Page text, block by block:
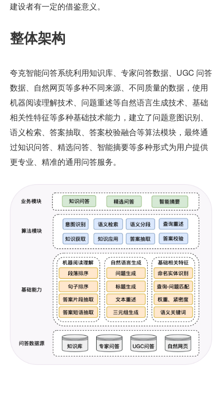
建设者有一定的借鉴意义。
整体架构
夸克智能问答系统利用知识库、专家问答数据、UGC 问答
数据、自然网页等多种不同来源、不同质量的数据，使用
机器阅读理解技术、问题重述等自然语言生成技术、基础
相关性特征等多种基础技术能力，建立了问题意图识别、
语义检索、答案抽取、答案校验融合等算法模块，最终通
过知识问答、精选问答、智能摘要等多种形式为用户提供
更专业、精准的通用问答服务。